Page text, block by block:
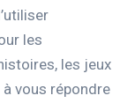
les
les jeux
vous répondre